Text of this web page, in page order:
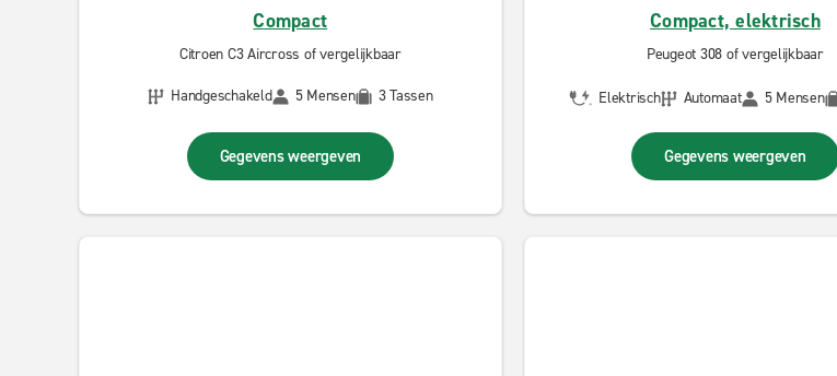
Compact
Citroen C3 Aircross of vergelijkbaar
Handgeschakeld
5 Mensen 3 Tassen
Gegevens weergeven
Compact, elektrisch
Peugeot 308 of vergelijkbaar
Elektrisch Automaat 5 Mensen
Gegevens weergeven